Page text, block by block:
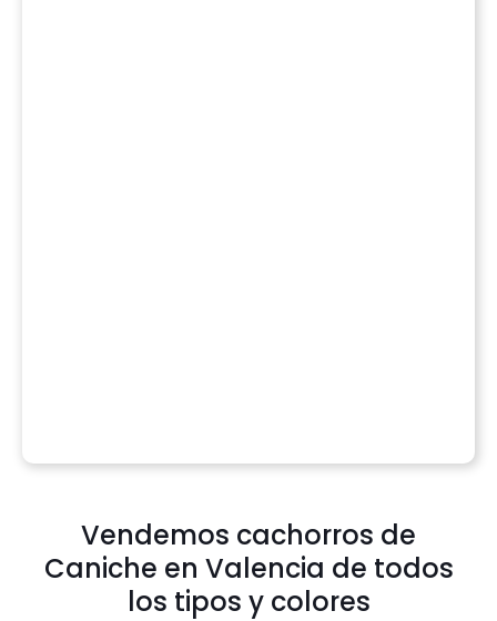
Vendemos cachorros de
Caniche en Valencia de todos
los tipos y colores